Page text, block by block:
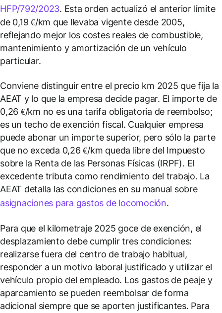
HFP/792/2023. Esta orden actualizó el anterior límite
de 0,19 €/km que llevaba vigente desde 2005,
reflejando mejor los costes reales de combustible,
mantenimiento y amortización de un vehículo
particular.
Conviene distinguir entre el precio km 2025 que fija la
AEAT y lo que la empresa decide pagar. El importe de
0,26 €/km no es una tarifa obligatoria de reembolso;
es un techo de exención fiscal. Cualquier empresa
puede abonar un importe superior, pero sólo la parte
que no exceda 0,26 €/km queda libre del Impuesto
sobre la Renta de las Personas Físicas (IRPF). El
excedente tributa como rendimiento del trabajo. La
AEAT detalla las condiciones en su manual sobre
asignaciones para gastos de locomoción.
Para que el kilometraje 2025 goce de exención, el
desplazamiento debe cumplir tres condiciones:
realizarse fuera del centro de trabajo habitual,
responder a un motivo laboral justificado y utilizar el
vehículo propio del empleado. Los gastos de peaje y
aparcamiento se pueden reembolsar de forma
adicional siempre que se aporten justificantes. Para